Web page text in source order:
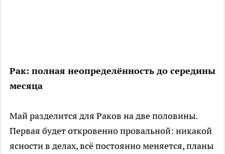
Рак: полная неопределённость до середины
месяца
Май разделится для Раков на две половины.
Первая будет откровенно провальной: никакой
ясности в делах, всё постоянно меняется, планы